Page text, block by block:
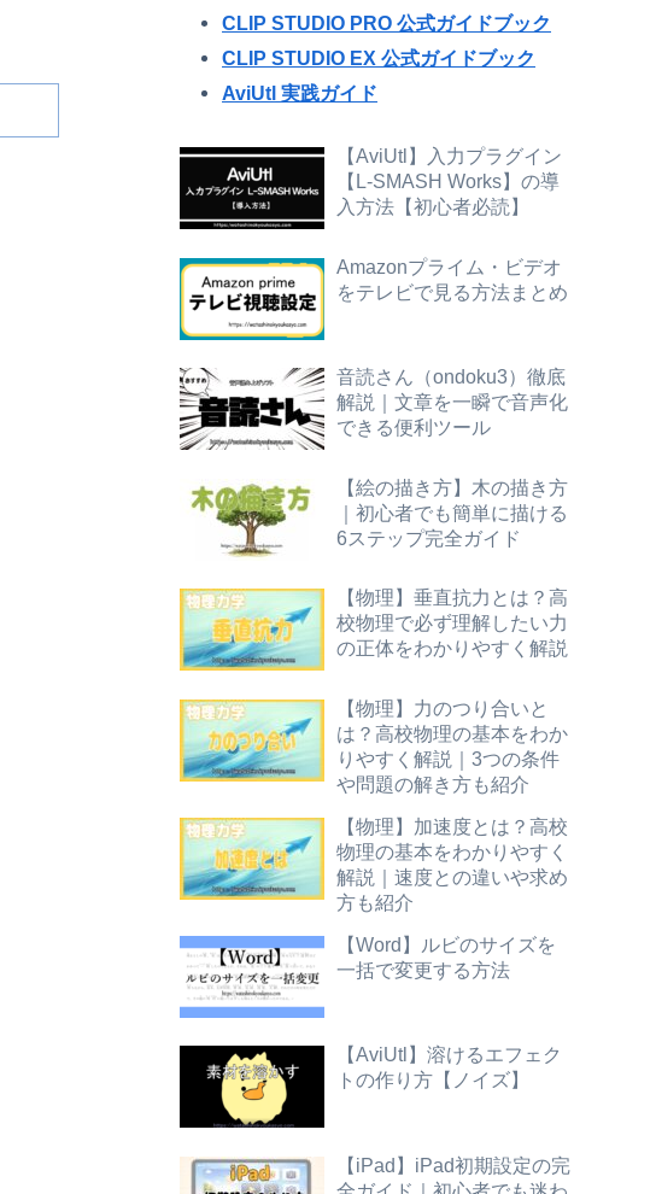
CLIP STUDIO PRO 公式ガイドブック
CLIP STUDIO EX 公式ガイドブック
AviUtl 実践ガイド
【AviUtl】入力プラグイン
【L-SMASH Works】の導
入方法【初心者必読】
Amazonプライム・ビデオ
をテレビで見る方法まとめ
音読さん（ondoku3）徹底
解説｜文章を一瞬で音声化
できる便利ツール
【絵の描き方】木の描き方
｜初心者でも簡単に描ける
6ステップ完全ガイド
【物理】垂直抗力とは？高
校物理で必ず理解したい力
の正体をわかりやすく解説
【物理】力のつり合いと
は？高校物理の基本をわか
りやすく解説｜3つの条件
や問題の解き方も紹介
【物理】加速度とは？高校
物理の基本をわかりやすく
解説｜速度との違いや求め
方も紹介
【Word】ルビのサイズを
一括で変更する方法
【AviUtl】溶けるエフェク
トの作り方【ノイズ】
【iPad】iPad初期設定の完